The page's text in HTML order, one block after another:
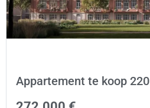
Appartement te koop